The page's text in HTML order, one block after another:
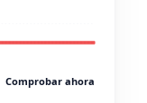
Comprobar ahora